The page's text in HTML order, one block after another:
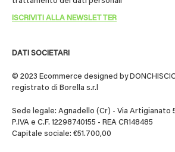
DATI SOCIETARI
© 2023 Ecommerce designed by
registrato di Borella s.r.l
Sede legale: Agnadello (Cr) - Via Artigianato
P.IVA e C.F. 12298740155 - REA CR148485
Capitale sociale: €51.700,00